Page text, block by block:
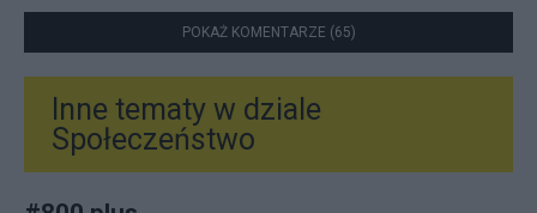
POKAŻ KOMENTARZE (65)
Inne tematy w dziale
Społeczeństwo